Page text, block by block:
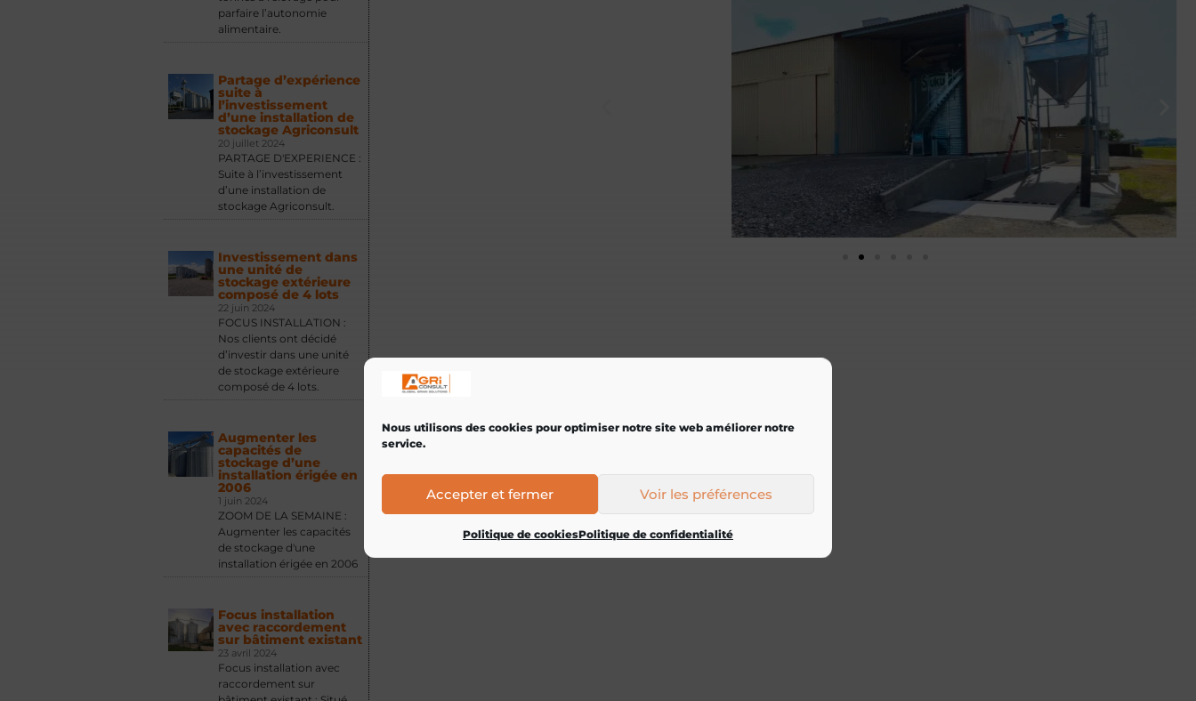
Nous utilisons des cookies pour optimiser notre site web améliorer notre
service.
Accepter et fermer Voir les préférences
Politique de cookiesPolitique de confidentialité
parfaire l’autonomie
alimentaire.
Partage d’expérience
suite à
l’investissement
d’une installation de
stockage Agriconsult
20 juillet 2024
PARTAGE D'EXPERIENCE :
Suite à l’investissement
d’une installation de
stockage Agriconsult.
Investissement dans
une unité de
stockage extérieure
composé de 4 lots
22 juin 2024
FOCUS INSTALLATION :
Nos clients ont décidé
d’investir dans une unité
de stockage extérieure
composé de 4 lots.
Augmenter les
capacités de
stockage d’une
installation érigée en
2006
1 juin 2024
ZOOM DE LA SEMAINE :
Augmenter les capacités
de stockage d'une
installation érigée en 2006
Focus installation
avec raccordement
sur bâtiment existant
23 avril 2024
Focus installation avec
raccordement sur